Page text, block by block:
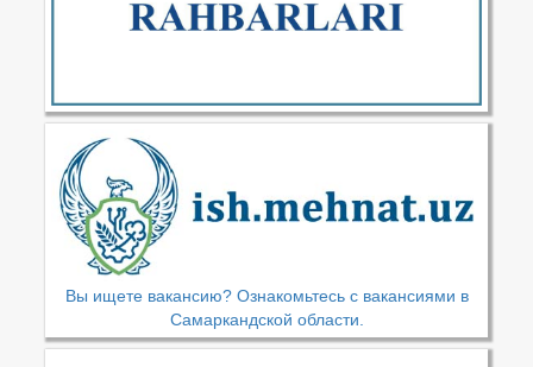
Вы ищете вакансию? Ознакомьтесь с вакансиями в
Самаркандской области.